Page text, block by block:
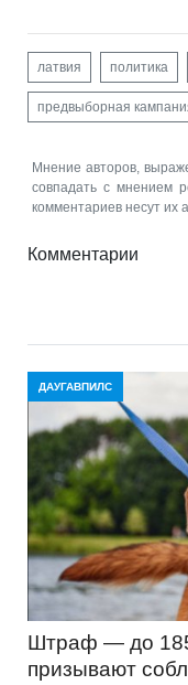
латвия политика
предвыборная
Мнение авторов,
совпадать с мнением
комментариев несут их
Комментарии
ДАУГАВПИЛС
Штраф — до
призывают